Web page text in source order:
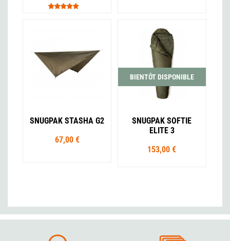
SNUGPAK STASHA G2
67,00 €
BIENTÔT DISPONIBLE
SNUGPAK SOFTIE
ELITE 3
153,00 €